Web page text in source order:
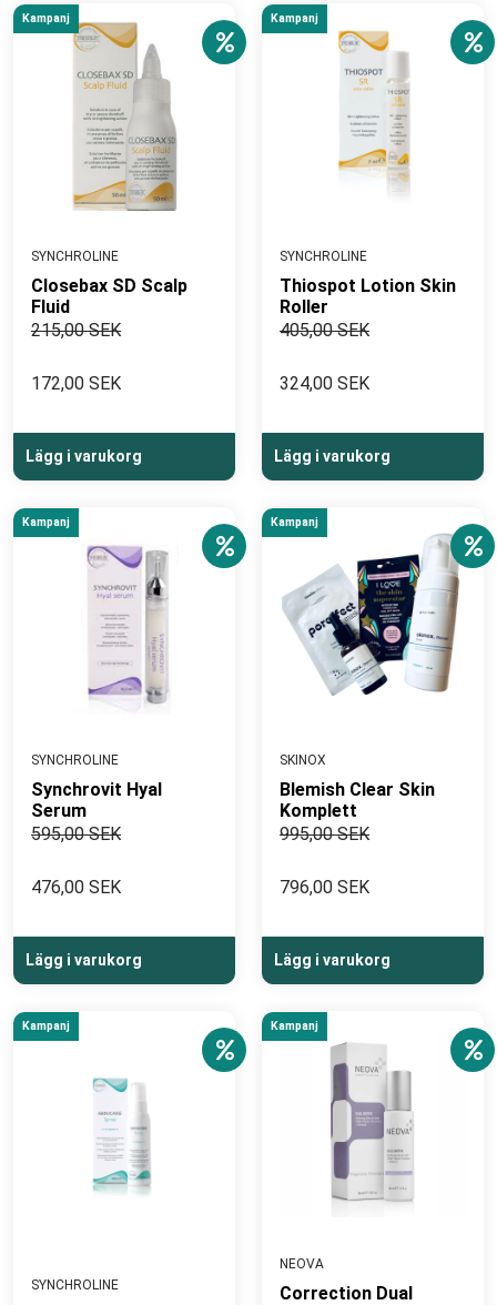
Kampanj
SYNCHROLINE
Closebax SD Scalp
Fluid
215,00 SEK
172,00 SEK
Lägg i varukorg
Kampanj
SYNCHROLINE
Thiospot Lotion Skin
Roller
405,00 SEK
324,00 SEK
Lägg i varukorg
Kampanj
SYNCHROLINE
Synchrovit Hyal
Serum
595,00 SEK
476,00 SEK
Lägg i varukorg
Kampanj
SKINOX
Blemish Clear Skin
Komplett
995,00 SEK
796,00 SEK
Lägg i varukorg
Kampanj
SYNCHROLINE
Kampanj
NEOVA
Correction Dual